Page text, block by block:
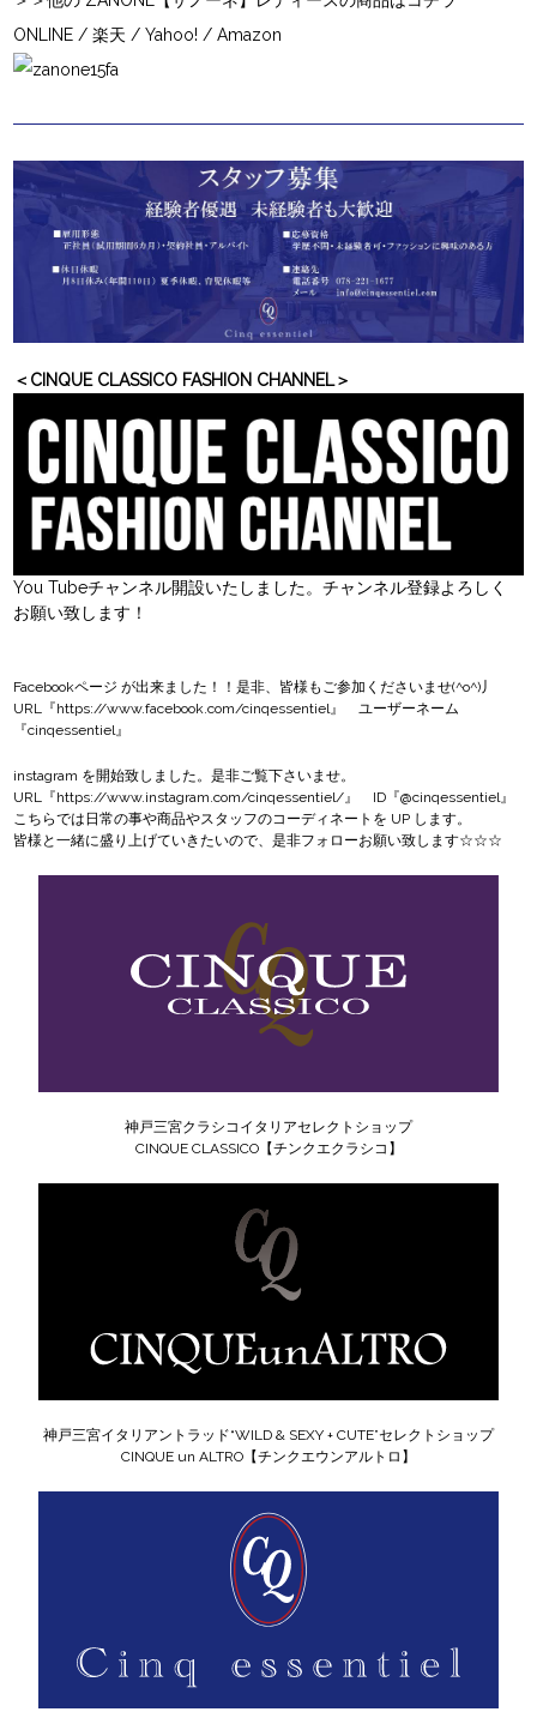
ONLINE /楽天 /Yahoo! /Amazon
＜CINQUE CLASSICO FASHION CHANNEL＞
You Tubeチャンネル開設いたしました。チャンネル登録よろしく
お願い致します！
Facebookページ が出来ました！！是非、皆様もご参加くださいませ(^o^)丿
URL『https://www.facebook.com/cinqessentiel』 ユーザーネーム
『cinqessentiel』
instagram を開始致しました。是非ご覧下さいませ。
URL『https://www.instagram.com/cinqessentiel/』 ID『@cinqessentiel』
こちらでは日常の事や商品やスタッフのコーディネートを UP します。
皆様と一緒に盛り上げていきたいので、是非フォローお願い致します☆☆☆
神戸三宮クラシコイタリアセレクトショップ
CINQUE CLASSICO【チンクエクラシコ】
神戸三宮イタリアントラッド“WILD & SEXY + CUTE”セレクトショップ
CINQUE un ALTRO【チンクエウンアルトロ】